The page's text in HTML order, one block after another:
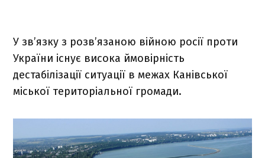
У зв’язку з розв’язаною війною росії проти
України існує висока ймовірність
дестабілізації ситуації в межах Канівської
міської територіальної громади.